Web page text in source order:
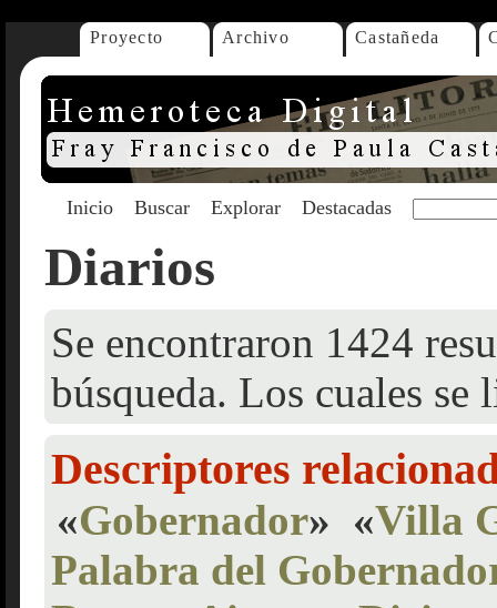
Proyecto Archivo Castañeda
Inicio Buscar Explorar Destacadas
Diarios
Se encontraron 1424
búsqueda. Los cuales se
Descriptores
«Gobernador» «Villa
Palabra del